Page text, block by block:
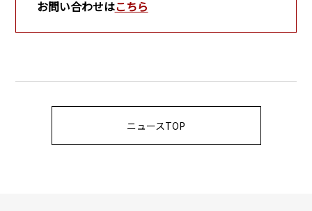
お問い合わせはこちら
ニュースTOP